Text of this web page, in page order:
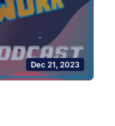
Dec 21, 2023